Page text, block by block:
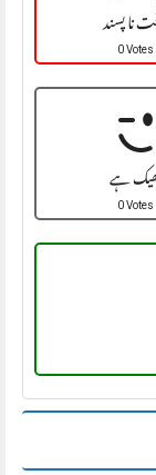
نا پسند
0 Votes
ہے0 Votes